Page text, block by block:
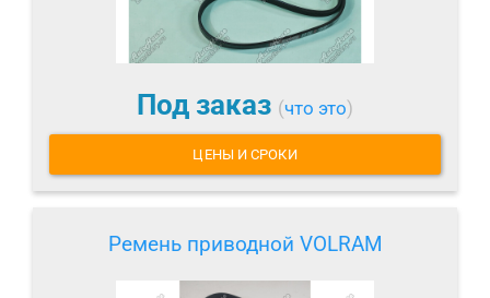
Под заказ (что это)
ЦЕНЫ И СРОКИ
Ремень приводной VOLRAM